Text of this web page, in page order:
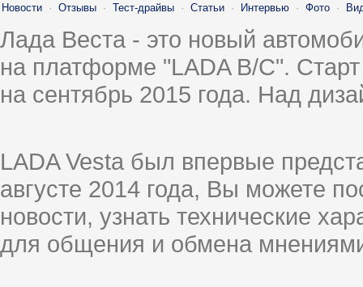
Новости · Отзывы · Тест-драйвы · Статьи · Интервью · Фото ·
Лада Веста - это новый
на платформе "LADA B/C".
на сентябрь 2015 года. Над
LADA Vesta был впервые
августе 2014 года, Вы можете
новости, узнать технические
для общения и обмена